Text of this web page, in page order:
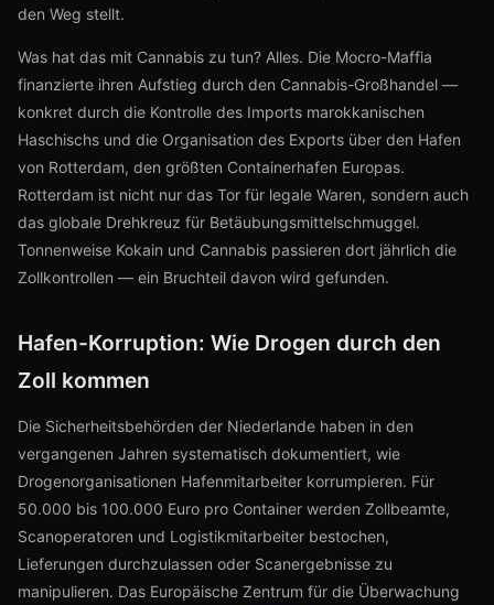
den Weg stellt.
Was hat das mit Cannabis zu tun? Alles. Die Mocro-Maffia
finanzierte ihren Aufstieg durch den Cannabis-Großhandel —
konkret durch die Kontrolle des Imports marokkanischen
Haschischs und die Organisation des Exports über den Hafen
von Rotterdam, den größten Containerhafen Europas.
Rotterdam ist nicht nur das Tor für legale Waren, sondern auch
das globale Drehkreuz für Betäubungsmittelschmuggel.
Tonnenweise Kokain und Cannabis passieren dort jährlich die
Zollkontrollen — ein Bruchteil davon wird gefunden.
Hafen-Korruption: Wie Drogen durch den
Zoll kommen
Die Sicherheitsbehörden der Niederlande haben in den
vergangenen Jahren systematisch dokumentiert, wie
Drogenorganisationen Hafenmitarbeiter korrumpieren. Für
50.000 bis 100.000 Euro pro Container werden Zollbeamte,
Scanoperatoren und Logistikmitarbeiter bestochen,
Lieferungen durchzulassen oder Scanergebnisse zu
manipulieren. Das Europäische Zentrum für die Überwachung